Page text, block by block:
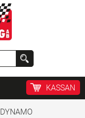
KASSAN
DYNAMO